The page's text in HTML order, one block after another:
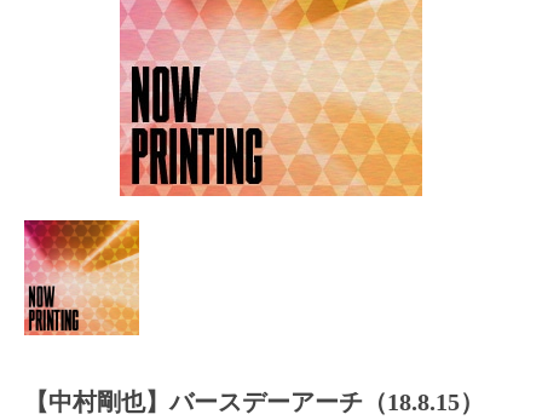
【中村剛也】バースデーアーチ（18.8.15）